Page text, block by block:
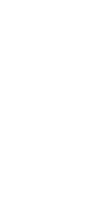
«Втормет»
по приему
располагаете
вывоз
здоровьем и
команду,
чистый